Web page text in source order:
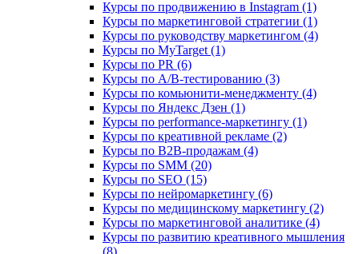
Курсы по продвижению в Instagram (1)
Курсы по маркетинговой стратегии (1)
Курсы по руководству маркетингом (4)
Курсы по MyTarget (1)
Курсы по PR (6)
Курсы по A/B-тестированию (3)
Курсы по комьюнити-менеджменту (4)
Курсы по Яндекс Дзен (1)
Курсы по performance-маркетингу (1)
Курсы по креативной рекламе (2)
Курсы по B2B-продажам (4)
Курсы по SMM (20)
Курсы по SEO (15)
Курсы по нейромаркетингу (6)
Курсы по медицинскому маркетингу (2)
Курсы по маркетинговой аналитике (4)
Курсы по развитию креативного мышления